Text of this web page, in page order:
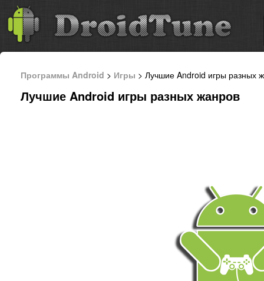
Программы Android > Игры > Лучшие Android игры разных
Лучшие Android игры разных жанров